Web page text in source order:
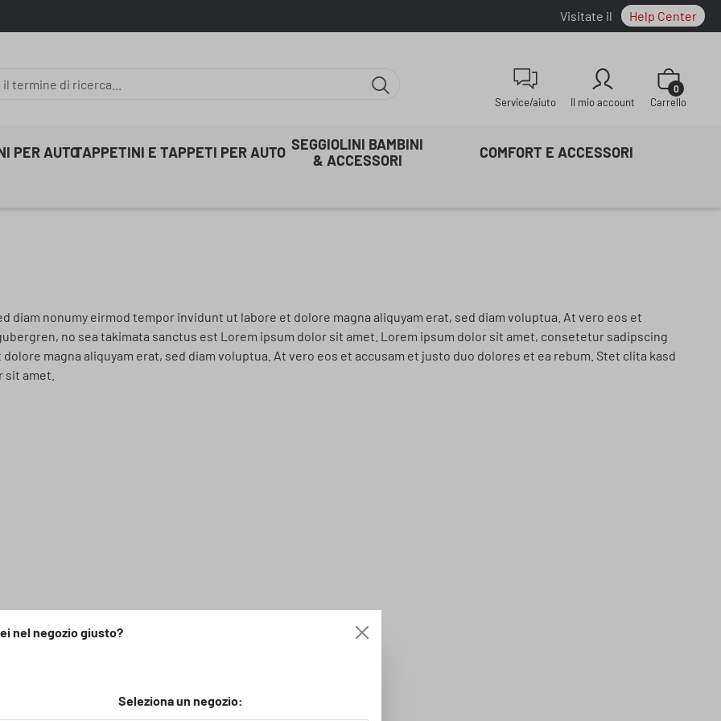
Visitate il Help Center
Service/aiuto Il mio account
Il carrello
0
Carrello
PER AUTOTAPPETINI E TAPPETI PER AUTO SEGGIOLINI BAMBINI
& ACCESSORI
COMFORT E ACCESSORI
nonumy eirmod tempor invidunt ut labore et dolore magna aliquyam erat, sed diam voluptua. At vero eos et
no sea takimata sanctus est Lorem ipsum dolor sit amet. Lorem ipsum dolor sit amet, consetetur sadipscing
magna aliquyam erat, sed diam voluptua. At vero eos et accusam et justo duo dolores et ea rebum. Stet clita kasd
amet.
nel negozio giusto?
Seleziona un negozio: